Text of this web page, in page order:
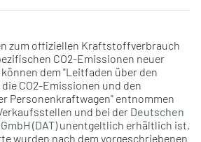
zum offiziellen Kraftstoffverbrauch
CO2-Emissionen neuer
dem "Leitfaden über den
CO2-Emissionen und den
Personenkraftwagen" entnommen
und bei der Deutschen
(DAT)unentgeltlich erhältlich ist.
wurden nach dem vorgeschriebenen